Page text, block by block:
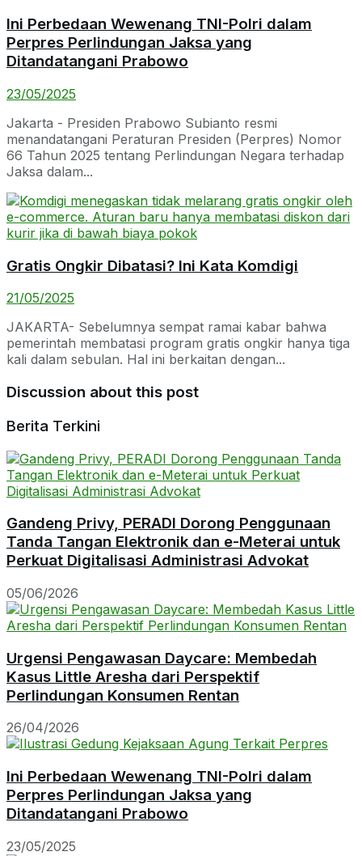
Ini Perbedaan Wewenang TNI-Polri dalam
Perpres Perlindungan Jaksa yang
Ditandatangani Prabowo
23/05/2025
Jakarta - Presiden Prabowo Subianto resmi
menandatangani Peraturan Presiden (Perpres) Nomor
66 Tahun 2025 tentang Perlindungan Negara terhadap
Jaksa dalam...
Gratis Ongkir Dibatasi? Ini Kata Komdigi
21/05/2025
JAKARTA- Sebelumnya sempat ramai kabar bahwa
pemerintah membatasi program gratis ongkir hanya tiga
kali dalam sebulan. Hal ini berkaitan dengan...
Discussion about this post
Berita Terkini
Gandeng Privy, PERADI Dorong Penggunaan
Tanda Tangan Elektronik dan e-Meterai untuk
Perkuat Digitalisasi Administrasi Advokat
05/06/2026
Urgensi Pengawasan Daycare: Membedah
Kasus Little Aresha dari Perspektif
Perlindungan Konsumen Rentan
26/04/2026
Ini Perbedaan Wewenang TNI-Polri dalam
Perpres Perlindungan Jaksa yang
Ditandatangani Prabowo
23/05/2025